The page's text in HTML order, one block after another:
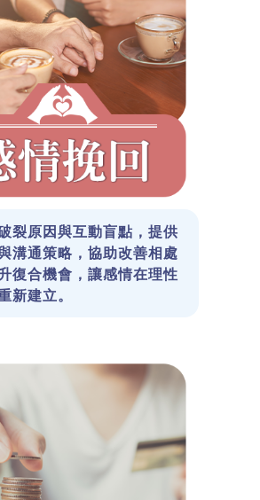
裂原因與互動盲點，提供
溝通策略，協助改善相處
復合機會，讓感情在理性
新建立。